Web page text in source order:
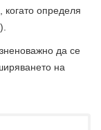
когато определя
да се
на